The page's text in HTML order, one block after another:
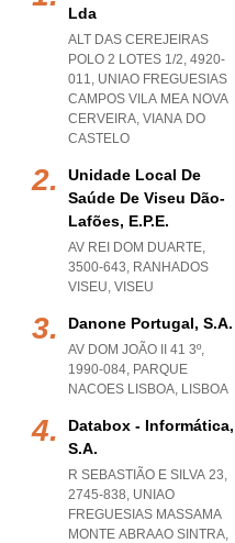
Lda
ALT DAS CEREJEIRAS
POLO 2 LOTES 1/2, 4920-
011, UNIAO FREGUESIAS
CAMPOS VILA MEA NOVA
CERVEIRA, VIANA DO
CASTELO
Unidade Local De
Saúde De Viseu Dão-
Lafões, E.p.e.
AV REI DOM DUARTE,
3500-643, RANHADOS
VISEU, VISEU
Danone Portugal, S.a.
AV DOM JOÃO II 41 3º,
1990-084, PARQUE
NACOES LISBOA, LISBOA
Databox - Informática,
S.a.
R SEBASTIÃO E SILVA 23,
2745-838, UNIAO
FREGUESIAS MASSAMA
MONTE ABRAAO SINTRA,